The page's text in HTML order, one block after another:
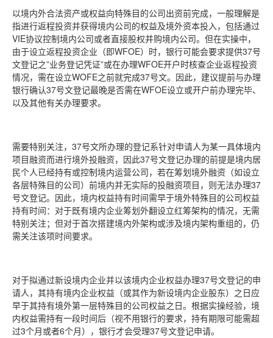
以境内外合法资产或权益向特殊目的公司出资前完成，一般理解是
指进行返程投资并获得境内公司的权益及境外资本投入，包括通过
VIE协议控制境内公司或者直接股权并购境内公司。但在实操中，
由于设立返程投资企业（即WFOE）时，银行可能会要求提供37号
文登记之”业务登记凭证”或在办理WFOE开户时核查企业返程投资
情况，需在设立WOFE之前就完成37号文。因此，建议提前与办理
银行确认37号文登记最晚是否需在WFOE设立或开户前办理完毕、
以及其他有关办理要求。
需要特别关注，37号文所办理的登记系针对申请人为某一具体境内
项目融资而进行境外投融资，因此37号文登记办理的前提是境内居
民个人已经持有或控制境内运营公司，若在筹划境外融资（如设立
各层特殊目的公司）前境内并无实际的投融资项目，则无法办理37
号文登记。因此，境内权益持有时间需早于境外特殊目的公司权益
持有时间：对于既有境内企业筹划外翻设立红筹架构的情况，无需
特别关注；但对于首次搭建境内外架构或涉及境内架构重组的，仍
需关注该项时间要求。
对于拟通过新设境内企业并以该境内企业权益办理37号文登记的申
请人，其持有境内企业权益（或其作为新设境内企业股东）之日应
早于其持有境外第一层特殊目的公司权益之日。根据实操经验，境
内权益需持有一段时间后（视不用银行的要求，持有期限可能需超
过3个月或者6个月），银行才会受理37号文登记申请。